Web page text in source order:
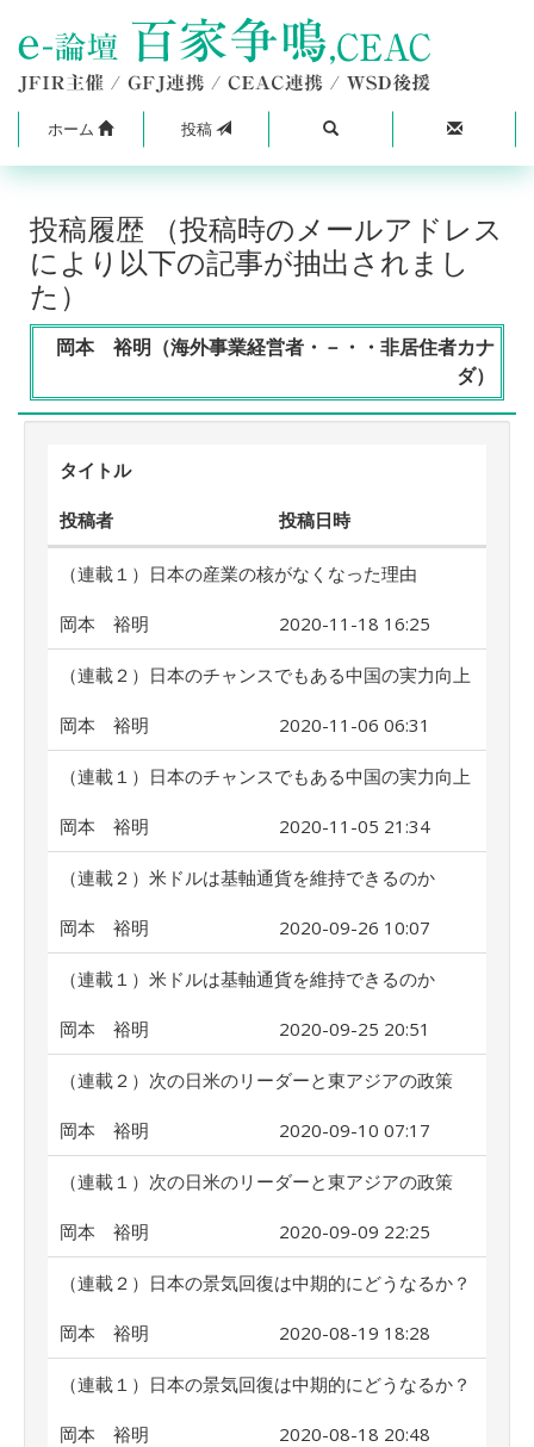
ホーム 投稿
投稿履歴 （投稿時のメールアドレス
により以下の記事が抽出されまし
た）
岡本 裕明（海外事業経営者・－・・非居住者カナ
ダ）
タイトル
投稿者 投稿日時
（連載１）日本の産業の核がなくなった理由
岡本 裕明 2020-11-18 16:25
（連載２）日本のチャンスでもある中国の実力向上
岡本 裕明 2020-11-06 06:31
（連載１）日本のチャンスでもある中国の実力向上
岡本 裕明 2020-11-05 21:34
（連載２）米ドルは基軸通貨を維持できるのか
岡本 裕明 2020-09-26 10:07
（連載１）米ドルは基軸通貨を維持できるのか
岡本 裕明 2020-09-25 20:51
（連載２）次の日米のリーダーと東アジアの政策
岡本 裕明 2020-09-10 07:17
（連載１）次の日米のリーダーと東アジアの政策
岡本 裕明 2020-09-09 22:25
（連載２）日本の景気回復は中期的にどうなるか？
岡本 裕明 2020-08-19 18:28
（連載１）日本の景気回復は中期的にどうなるか？
岡本 裕明 2020-08-18 20:48